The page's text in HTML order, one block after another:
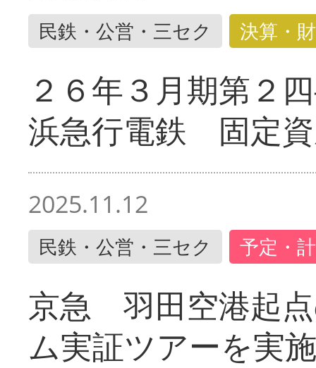
民鉄・公営・三セク 決算・
２６年３月期第２
浜急行電鉄 固定
2025.11.12
民鉄・公営・三セク 予定・
京急 羽田空港起
ム実証ツアーを実施